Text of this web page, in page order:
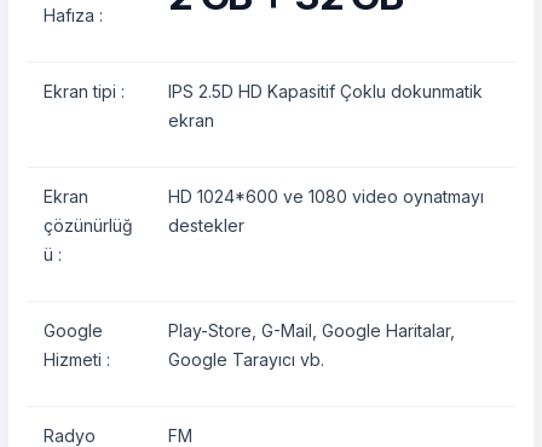
Hafıza :
Ekran tipi :
IPS 2.5D HD Kapasitif Çoklu dokunmatik
ekran
Ekran
çözünürlüğ
ü :
HD 1024*600 ve 1080 video oynatmayı
destekler
Google
Hizmeti :
Play-Store, G-Mail, Google Haritalar,
Google Tarayıcı vb.
Radyo
FM